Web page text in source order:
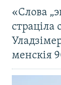
«Слова
страціла
менскія